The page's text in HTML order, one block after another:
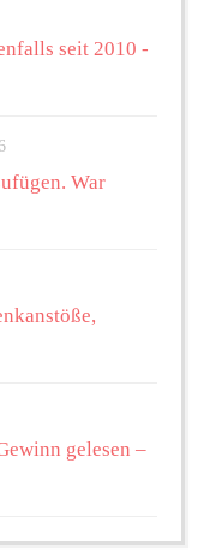
seit 2010 -
War
gelesen –